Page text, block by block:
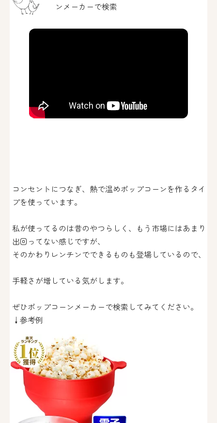
ンメーカーで検索
コンセントにつなぎ、熱で温めポップコーンを作るタイ
プを使っています。
私が使ってるのは昔のやつらしく、もう市場にはあまり
出回ってない感じですが、
そのかわりレンチンでできるものも登場しているので、
手軽さが増している気がします。
ぜひポップコーンメーカーで検索してみてください。
↓参考例